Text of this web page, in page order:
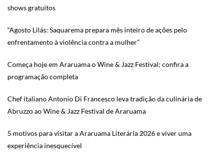
shows gratuitos
“Agosto Lilás: Saquarema prepara mês inteiro de ações pelo
enfrentamento à violência contra a mulher”
Começa hoje em Araruama o Wine & Jazz Festival; confira a
programação completa
Chef italiano Antonio Di Francesco leva tradição da culinária de
Abruzzo ao Wine & Jazz Festival de Araruama
5 motivos para visitar a Araruama Literária 2026 e viver uma
experiência inesquecível